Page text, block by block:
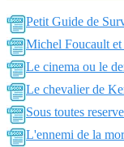
Petit Guide de
Michel Foucault
Le cinema ou le
Le chevalier de
Sous toutes
L'ennemi de la